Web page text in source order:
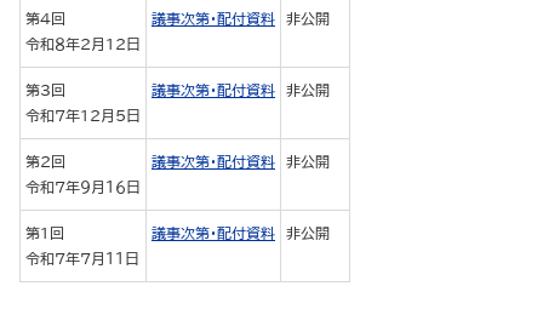
第4回
令和８年2月12日
議事次第・配付資料 非公開
第3回
令和７年12月5日
議事次第・配付資料 非公開
第2回
令和７年９月１６日
議事次第・配付資料 非公開
第1回
令和７年７月１１日
議事次第・配付資料 非公開